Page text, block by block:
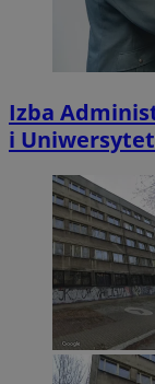
Izba
i Uniwersytet